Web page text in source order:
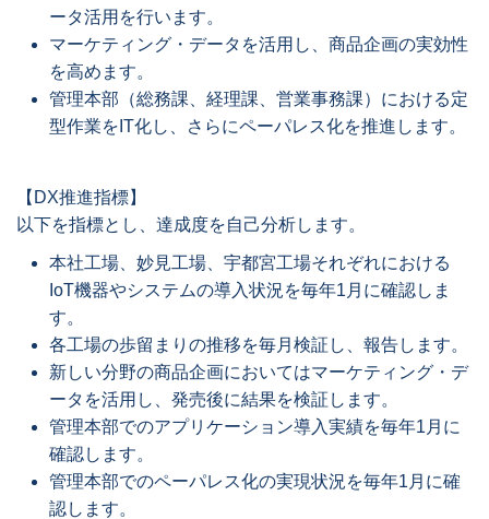
ータ活用を行います。
マーケティング・データを活用し、商品企画の実効性
を高めます。
管理本部（総務課、経理課、営業事務課）における定
型作業をIT化し、さらにペーパレス化を推進します。
【DX推進指標】
以下を指標とし、達成度を自己分析します。
本社工場、妙見工場、宇都宮工場それぞれにおける
IoT機器やシステムの導入状況を毎年1月に確認しま
す。
各工場の歩留まりの推移を毎月検証し、報告します。
新しい分野の商品企画においてはマーケティング・デ
ータを活用し、発売後に結果を検証します。
管理本部でのアプリケーション導入実績を毎年1月に
確認します。
管理本部でのペーパレス化の実現状況を毎年1月に確
認します。